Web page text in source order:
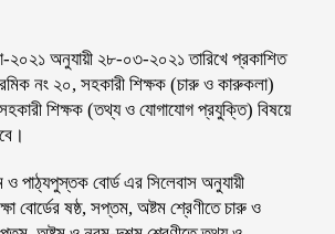
২০২১ অনুযায়ী ২৮-০৩-২০২১ তারিখে প্রকাশিত
নং ২০, সহকারী শিক্ষক (চারু ও কারুকলা)
শিক্ষক (তথ্য ও যোগাযোগ প্রযুক্তি) বিষয়ে
ও পাঠ্যপুস্তক বোর্ড এর সিলেবাস অনুযায়ী
বোর্ডের ষষ্ঠ, সপ্তম, অষ্টম শ্রেণীতে চারু ও